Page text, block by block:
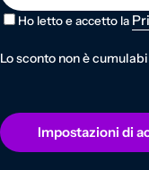
Ho letto e accetto la
Lo sconto non è
Impostazioni di